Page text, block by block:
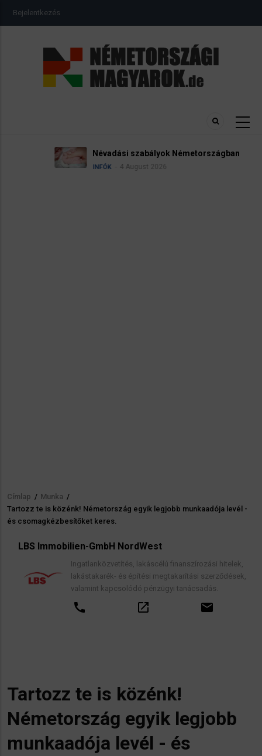
USER
ACCOUNT
Bejelentkezés
Névadási szabályok Németországban
INFÓK 4 August 2026
Morzsa
Címlap / Munka /
Tartozz te is közénk! Németország egyik legjobb munkaadója levél -
és csomagkézbesítőket keres.
LBS Immobilien-GmbH NordWest
Ingatlanközvetítés, lakáscélú finanszírozási hitelek,
lakástakarék- és építési megtakarítási szerződések,
valamint kapcsolódó pénzügyi tanácsadás.
call open_in_new email
Tartozz te is közénk!
Németország egyik legjobb
munkaadója levél - és